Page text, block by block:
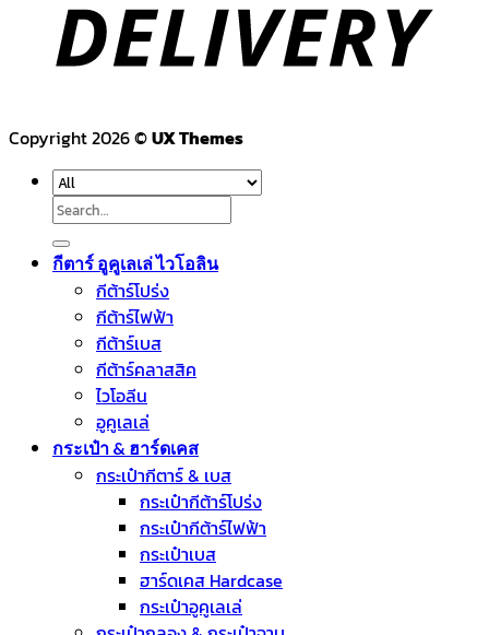
Copyright 2026 ©UX Themes
Search
for:
กีตาร์ อูคูเลเล่ ไวโอลิน
กีต้าร์โปร่ง
กีต้าร์ไฟฟ้า
กีต้าร์เบส
กีต้าร์คลาสสิค
ไวโอลีน
อูคูเลเล่
กระเป๋า & ฮาร์ดเคส
กระเป๋ากีตาร์ & เบส
กระเป๋ากีต้าร์โปร่ง
กระเป๋ากีต้าร์ไฟฟ้า
กระเป๋าเบส
ฮาร์ดเคส Hardcase
กระเป๋าอูคูเลเล่